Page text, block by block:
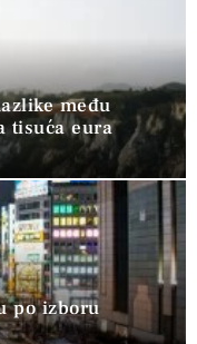
među
tisuća eura
po izboru